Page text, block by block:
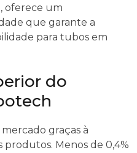
oferece um
que garante a
para tubos em
do
graças à
Menos de 0,4%